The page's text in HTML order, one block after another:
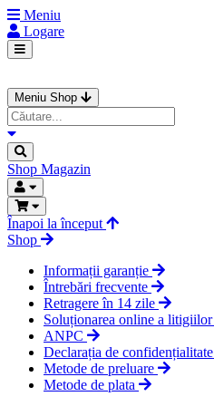
Meniu
Logare
Meniu Shop
Shop Magazin
Înapoi la început
Shop
Informații garanție
Întrebări frecvente
Retragere în 14 zile
Soluționarea online a litigiilor
ANPC
Declarația de confidențialitate
Metode de preluare
Metode de plata